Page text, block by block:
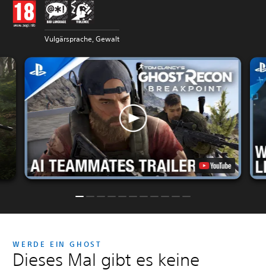
Vulgärsprache, Gewalt
WERDE EIN GHOST
Dieses Mal gibt es keine